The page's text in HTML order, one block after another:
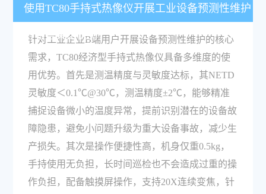
使用TC80手持式热像仪开展工业设备预测性维护
有哪些突出优势？
针对工业企业B端用户开展设备预测性维护的核心
需求，TC80经济型手持式热像仪具备多维度的使
用优势。首先是测温精度与灵敏度达标，其NETD
灵敏度＜0.1℃@30℃，测温精度±2℃，能够精准
捕捉设备微小的温度异常，提前识别潜在的设备故
障隐患，避免小问题升级为重大设备事故，减少生
产损失。其次是操作便捷性高，机身仅重0.5kg，
手持使用无负担，长时间巡检也不会造成过重的操
作负担，配备触摸屏操作，支持20X连续变焦，针